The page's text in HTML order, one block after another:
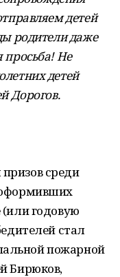
детей
родители даже
просьба! Не
детей
Дорогов.
среди
(или годовую
стал
пожарной
Бирюков,